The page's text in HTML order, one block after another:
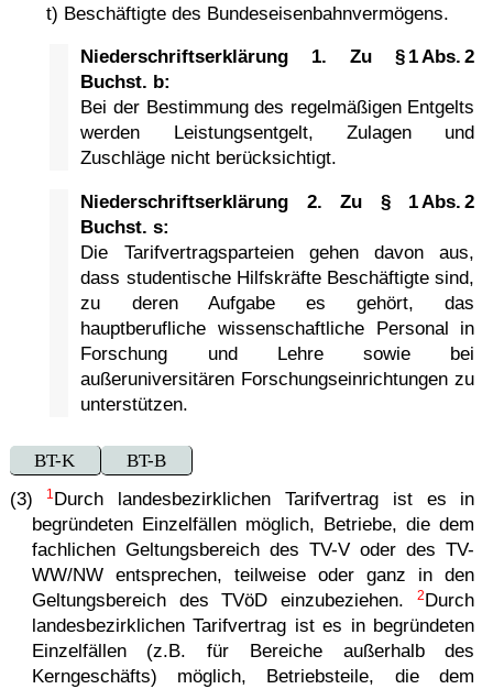
t) Beschäftigte des Bundeseisenbahnvermögens.
Niederschriftserklärung 1. Zu § 1 Abs. 2
Buchst. b:
Bei der Bestimmung des regelmäßigen Entgelts
werden Leistungsentgelt, Zulagen und
Zuschläge nicht berücksichtigt.
Niederschriftserklärung 2. Zu § 1 Abs. 2
Buchst. s:
Die Tarifvertragsparteien gehen davon aus,
dass studentische Hilfskräfte Beschäftigte sind,
zu deren Aufgabe es gehört, das
hauptberufliche wissenschaftliche Personal in
Forschung und Lehre sowie bei
außeruniversitären Forschungseinrichtungen zu
unterstützen.
BT-K
BT-B
(3)
1 Durch landesbezirklichen Tarifvertrag ist es in
begründeten Einzelfällen möglich, Betriebe, die dem
fachlichen Geltungsbereich des TV-V oder des TV-
WW/NW entsprechen, teilweise oder ganz in den
Geltungsbereich des TVöD einzubeziehen.2Durch
landesbezirklichen Tarifvertrag ist es in begründeten
Einzelfällen (z.B. für Bereiche außerhalb des
Kerngeschäfts) möglich, Betriebsteile, die dem